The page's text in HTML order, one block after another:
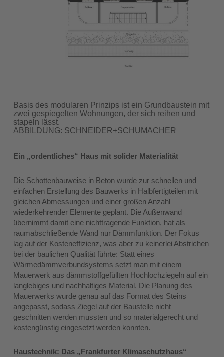
Basis des modularen Prinzips ist ein Grundbaustein mit
zwei gespiegelten Wohnungen, der sich reihen und
stapeln lässt.
ABBILDUNG: SCHNEIDER+SCHUMACHER
Ein „ordentliches“ Haus mit solider Materialität
Die Schottenbauweise in Beton wurde zur schnellen und
einfachen Erstellung des Bauwerks in Halbfertigteilen mit
gleichen Abmessungen und einer großen Anzahl
wiederkehrender Elemente geplant. Die Außenwand
übernimmt damit eine nichttragende Funktion, hat als
raumabschließende Wand nur Dämmfunktion. Der Fokus
lag auf der Kosteneffizienz, was aber zu keinerlei Abstrichen
bei der baulichen Qualität führte: Statt eines
Wärmedämmverbundsystems setzt man mit einem
Mauerwerk aus dämmstoffgefüllten Hochlochziegeln auf ein
langlebiges und nachhaltiges Material. Die Planung des
Mauerwerks wurde genau auf das Format des Steins
angepasst, sodass Ziegel auf der Baustelle nicht
geschnitten werden mussten und so materialgerecht und
kostengünstig eingesetzt werden konnten.
Haustechnik: Das „Frankfurter Klimaschutzhaus“